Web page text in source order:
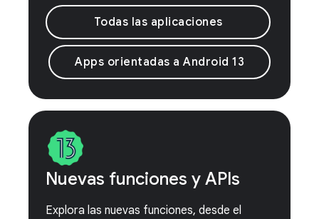
Todas las aplicaciones
Apps orientadas a Android 13
Nuevas funciones y APIs
Explora las nuevas funciones, desde el